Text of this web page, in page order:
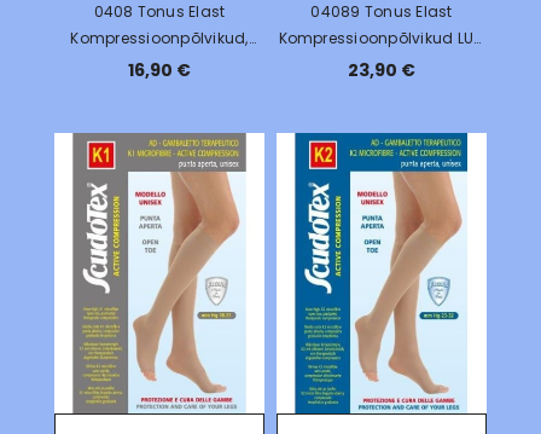
0408 Tonus Elast
Kompressioonpõlvikud,
lahtine pöiaosa,18-
16,90 €
04089 Tonus Elast
Kompressioonpõlvikud LUX,
lahtine pöiaosa,18-
23,90 €